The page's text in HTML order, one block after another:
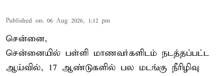
Published on: 06 Aug 2026, 1:12 pm
சென்னை,
சென்னையில் பள்ளி மாணவர்களிடம் நடத்தப்பட்ட
ஆய்வில், 17 ஆண்டுகளில் பல மடங்கு நீரிழிவு